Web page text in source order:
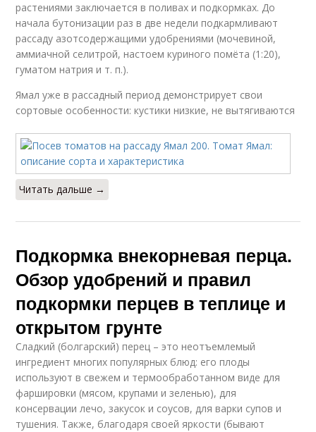
растениями заключается в поливах и подкормках. До
начала бутонизации раз в две недели подкармливают
рассаду азотсодержащими удобрениями (мочевиной,
аммиачной селитрой, настоем куриного помёта (1:20),
гуматом натрия и т. п.).
Ямал уже в рассадный период демонстрирует свои
сортовые особенности: кустики низкие, не вытягиваются
Читать дальше →
Подкормка внекорневая перца.
Обзор удобрений и правил
подкормки перцев в теплице и
открытом грунте
Сладкий (болгарский) перец – это неотъемлемый
ингредиент многих популярных блюд: его плоды
используют в свежем и термообработанном виде для
фаршировки (мясом, крупами и зеленью), для
консервации лечо, закусок и соусов, для варки супов и
тушения. Также, благодаря своей яркости (бывают